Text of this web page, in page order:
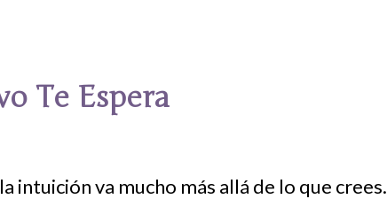
Te Espera
intuición va mucho más allá de lo que crees.